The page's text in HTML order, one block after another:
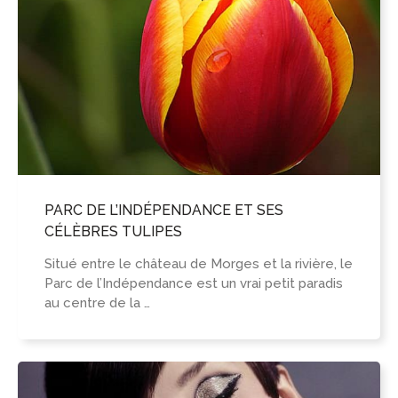
PARC DE L’INDÉPENDANCE ET SES
CÉLÈBRES TULIPES
Situé entre le château de Morges et la rivière, le
Parc de l’Indépendance est un vrai petit paradis
au centre de la …